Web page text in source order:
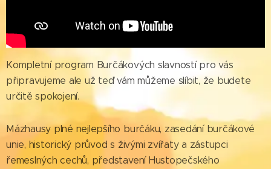
Kompletní program Burčákových slavností pro vás
připravujeme ale už teď vám můžeme slíbit, že budete
určitě spokojení.
Mázhausy plné nejlepšího burčáku, zasedání burčákové
unie, historický průvod s živými zvířaty a zástupci
řemeslných cechů, představení Hustopečského